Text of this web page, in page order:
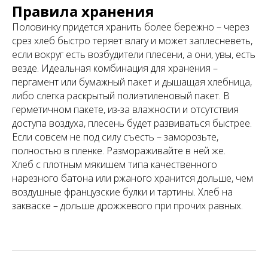
Правила хранения
Половинку придется хранить более бережно – через
срез хлеб быстро теряет влагу и может заплесневеть,
если вокруг есть возбудители плесени, а они, увы, есть
везде. Идеальная комбинация для хранения –
пергамент или бумажный пакет и дышащая хлебница,
либо слегка раскрытый полиэтиленовый пакет. В
герметичном пакете, из-за влажности и отсутствия
доступа воздуха, плесень будет развиваться быстрее.
Если совсем не под силу съесть – заморозьте,
полностью в пленке. Размораживайте в ней же.
Хлеб с плотным мякишем типа качественного
нарезного батона или ржаного хранится дольше, чем
воздушные французские булки и тартины. Хлеб на
закваске – дольше дрожжевого при прочих равных.